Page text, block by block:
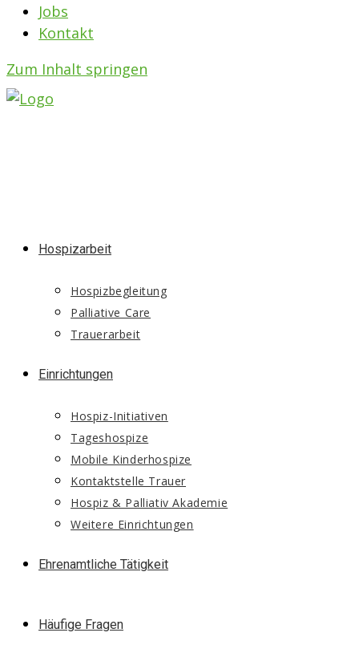
Jobs
Kontakt
Zum Inhalt springen
Hospizarbeit
Hospizbegleitung
Palliative Care
Trauerarbeit
Einrichtungen
Hospiz-Initiativen
Tageshospize
Mobile Kinderhospize
Kontaktstelle Trauer
Hospiz & Palliativ Akademie
Weitere Einrichtungen
Ehrenamtliche Tätigkeit
Häufige Fragen